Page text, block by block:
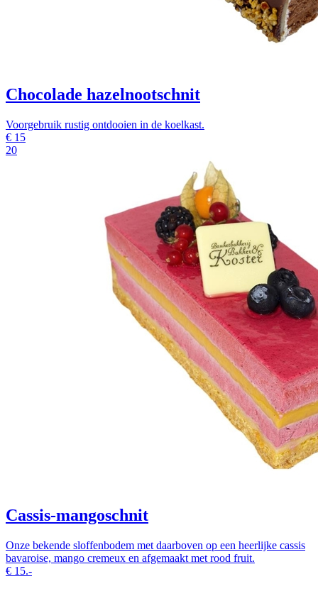
Chocolade hazelnootschnit
Voorgebruik rustig ontdooien in de koelkast.
€ 15
20
Cassis-mangoschnit
Onze bekende sloffenbodem met daarboven op een heerlijke cassis
bavaroise, mango cremeux en afgemaakt met rood fruit.
€ 15.-